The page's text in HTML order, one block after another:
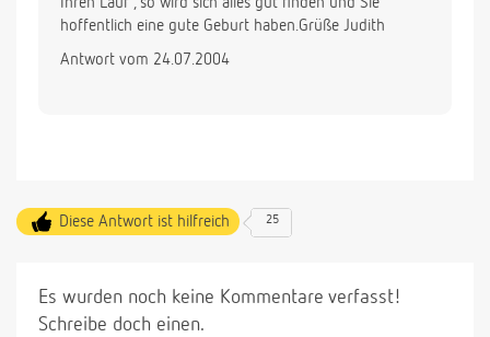
hoffentlich eine gute Geburt haben.Grüße Judith
Antwort vom 24.07.2004
Diese Antwort ist hilfreich 25
Es wurden noch keine Kommentare verfasst!
Schreibe doch einen.